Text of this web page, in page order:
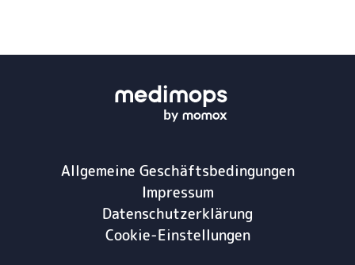
Allgemeine Geschäftsbedingungen
Impressum
Datenschutzerklärung
Cookie-Einstellungen